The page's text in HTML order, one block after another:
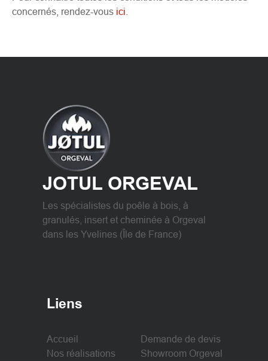
concernés, rendez-vous ici
JOTUL ORGEVAL
Les spécialistes du poêle à bois, à
granulés, insert et cheminée à Orgeval
dans les Yvelines (Île de France)
Liens
Accueil
Nos réalisations
Demande de devis
Showroom Orgeval